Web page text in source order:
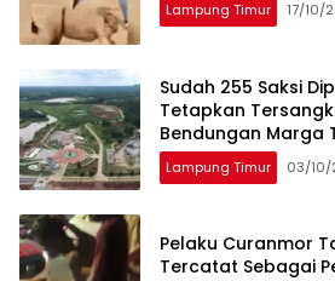
Lampung Timur 17/10/
Sudah 255 Saksi
Tetapkan
Bendungan Marga
Lampung Timur 03/10/
Pelaku Curanmor
Tercatat Sebagai